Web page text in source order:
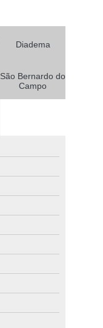
Diadema
São Bernardo do
Campo